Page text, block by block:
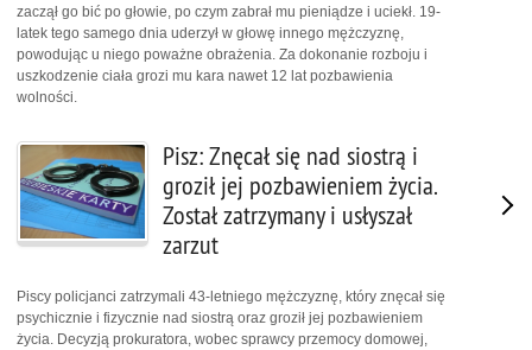
zaczął go bić po głowie, po czym zabrał mu pieniądze i uciekł. 19-
latek tego samego dnia uderzył w głowę innego mężczyznę,
powodując u niego poważne obrażenia. Za dokonanie rozboju i
uszkodzenie ciała grozi mu kara nawet 12 lat pozbawienia
wolności.
Pisz: Znęcał się nad siostrą i
groził jej pozbawieniem życia.
Został zatrzymany i usłyszał
zarzut
Piscy policjanci zatrzymali 43-letniego mężczyznę, który znęcał się
psychicznie i fizycznie nad siostrą oraz groził jej pozbawieniem
życia. Decyzją prokuratora, wobec sprawcy przemocy domowej,